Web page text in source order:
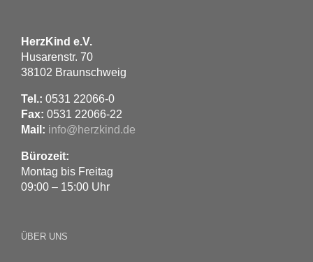
HerzKind e.V.
Husarenstr. 70
38102 Braunschweig
Tel.: 0531 22066-0
Fax: 0531 22066-22
Mail: info@herzkind.de
Bürozeit:
Montag bis Freitag
09:00 – 15:00 Uhr
ÜBER UNS